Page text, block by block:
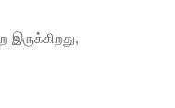
இருக்கிறது,